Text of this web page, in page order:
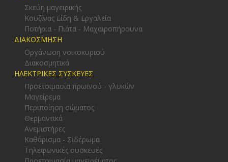
Σκεύη μαγειρικής
Κουζίνας Είδη & Εργαλεία
Ποτήρια - Πιάτα - Μαχαιροπήρουνα
ΔΙΑΚΟΣΜΗΣΗ
Οργάνωση νοικοκυριού
Διακοσμητικά
ΗΛΕΚΤΡΙΚΕΣ ΣΥΣΚΕΥΕΣ
Προετοιμασία πρωϊνού - γλυκών
Μαγείρεμα
Περιποίηση σώματος
Θερμαντικά
Ανεμιστήρες
Καθάρισμα - Σιδέρωμα
Τηλεφωνικές συσκευές